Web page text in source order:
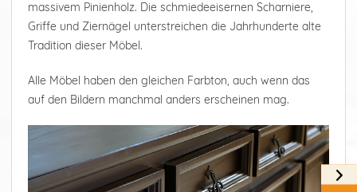
massivem Pinienholz. Die schmiedeeisernen Scharniere,
Griffe und Ziernägel unterstreichen die Jahrhunderte alte
Tradition dieser Möbel.
Alle Möbel haben den gleichen Farbton, auch wenn das
auf den Bildern manchmal anders erscheinen mag.